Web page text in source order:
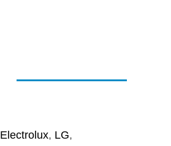
Electrolux, LG,